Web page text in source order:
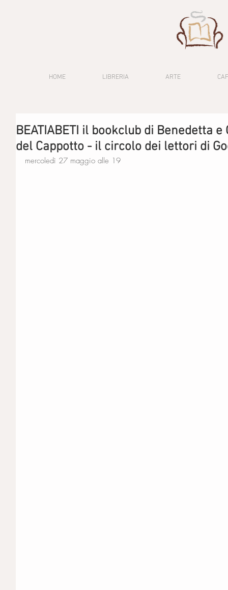
HOME LIBRERIA ARTE
BEATIABETI il bookclub di Benedetta
del Cappotto - il circolo dei lettori di
mercoledì 27 maggio alle 19